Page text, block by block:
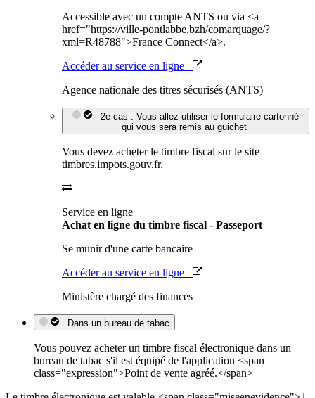
Accessible avec un compte ANTS ou via <a
href="https://ville-pontlabbe.bzh/comarquage/?
xml=R48788">France Connect</a>.
Accéder au service en ligne
Agence nationale des titres sécurisés (ANTS)
2e cas : Vous allez utiliser le formulaire cartonné
qui vous sera remis au guichet
Vous devez acheter le timbre fiscal sur le site
timbres.impots.gouv.fr.
Service en ligne
Achat en ligne du timbre fiscal - Passeport
Se munir d'une carte bancaire
Accéder au service en ligne
Ministère chargé des finances
Dans un bureau de tabac
Vous pouvez acheter un timbre fiscal électronique dans un
bureau de tabac s'il est équipé de l'application <span
class="expression">Point de vente agréé.</span>